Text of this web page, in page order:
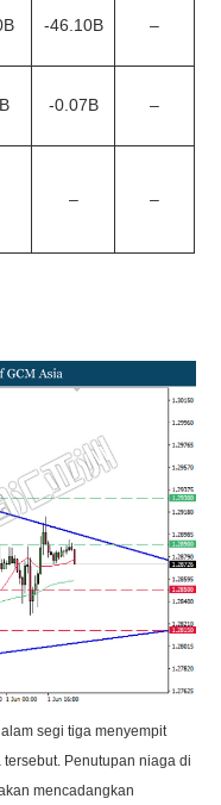
-46.10B –
-0.07B –
– –
segi tiga menyempit
Penutupan niaga di
mencadangkan